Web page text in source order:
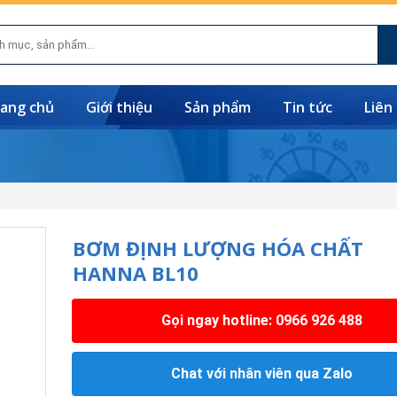
chủ Giới thiệu Sản phẩm Tin tức Liên
BƠM ĐỊNH LƯỢNG HÓA CHẤT
HANNA BL10
Gọi ngay hotline: 0966 926 488
Chat với nhân viên qua Zalo